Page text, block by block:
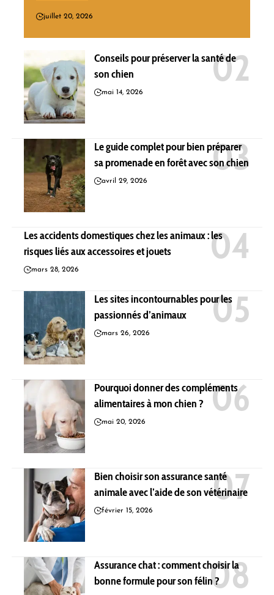
juillet 20, 2026
Conseils pour préserver la santé de
son chien
mai 14, 2026
Le guide complet pour bien préparer
sa promenade en forêt avec son chien
avril 29, 2026
Les accidents domestiques chez les animaux : les
risques liés aux accessoires et jouets
mars 28, 2026
Les sites incontournables pour les
passionnés d’animaux
mars 26, 2026
Pourquoi donner des compléments
alimentaires à mon chien ?
mai 20, 2026
Bien choisir son assurance santé
animale avec l’aide de son vétérinaire
février 15, 2026
Assurance chat : comment choisir la
bonne formule pour son félin ?